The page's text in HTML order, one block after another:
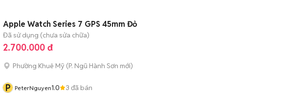
Apple Watch Series 7 GPS 45mm Đỏ
Đã sử dụng (chưa sửa chữa)
2.700.000 đ
Phường Khuê Mỹ (P. Ngũ Hành Sơn mới)
P PeterNguyen1.0 3 đã bán